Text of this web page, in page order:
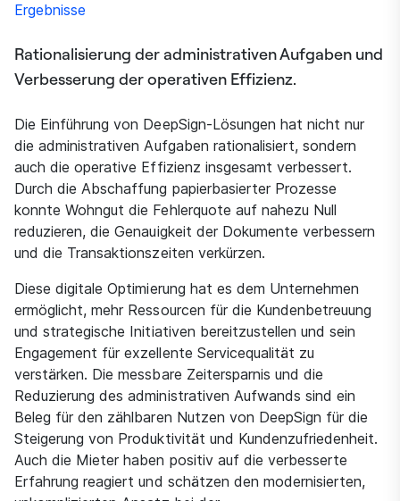
Ergebnisse
Rationalisierung der administrativen Aufgaben und
Verbesserung der operativen Effizienz.
Die Einführung von DeepSign-Lösungen hat nicht nur
die administrativen Aufgaben rationalisiert, sondern
auch die operative Effizienz insgesamt verbessert.
Durch die Abschaffung papierbasierter Prozesse
konnte Wohngut die Fehlerquote auf nahezu Null
reduzieren, die Genauigkeit der Dokumente verbessern
und die Transaktionszeiten verkürzen.
Diese digitale Optimierung hat es dem Unternehmen
ermöglicht, mehr Ressourcen für die Kundenbetreuung
und strategische Initiativen bereitzustellen und sein
Engagement für exzellente Servicequalität zu
verstärken. Die messbare Zeitersparnis und die
Reduzierung des administrativen Aufwands sind ein
Beleg für den zählbaren Nutzen von DeepSign für die
Steigerung von Produktivität und Kundenzufriedenheit.
Auch die Mieter haben positiv auf die verbesserte
Erfahrung reagiert und schätzen den modernisierten,